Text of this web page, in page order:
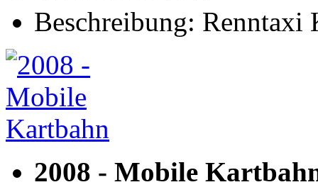
Beschreibung:
2008 - Mobile